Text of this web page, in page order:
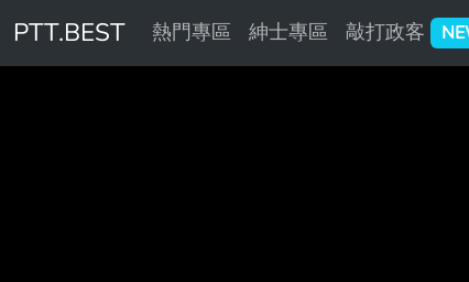
PTT.BEST 熱門專區 紳士專區 敲打政客